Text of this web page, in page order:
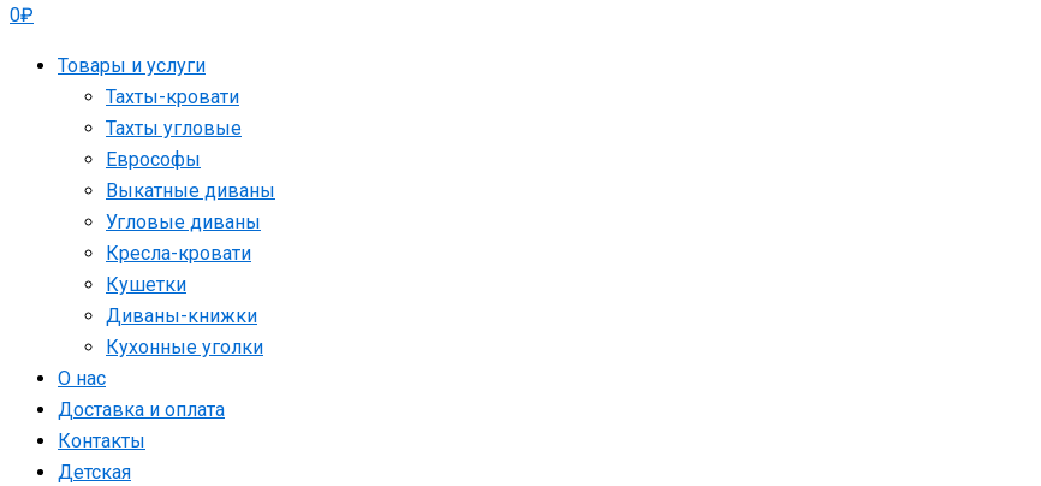
0₽
Товары и услуги
Тахты-кровати
Тахты угловые
Еврософы
Выкатные диваны
Угловые диваны
Кресла-кровати
Кушетки
Диваны-книжки
Кухонные уголки
О нас
Доставка и оплата
Контакты
Детская